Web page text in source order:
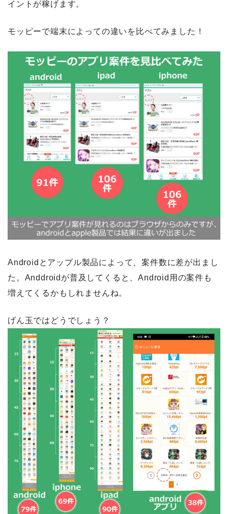
イントが稼げます。
モッピーで端末によっての違いを比べてみました！
Androidとアップル製品によって、案件数に差が出まし
た。Anddroidが普及してくると、Android用の案件も
増えてくるかもしれませんね。
げん玉ではどうでしょう？